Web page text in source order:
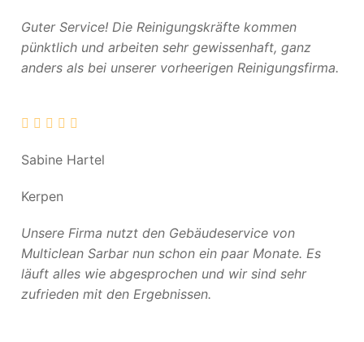
Guter Service! Die Reinigungskräfte kommen
pünktlich und arbeiten sehr gewissenhaft, ganz
anders als bei unserer vorheerigen Reinigungsfirma.
Sabine Hartel
Kerpen
Unsere Firma nutzt den Gebäudeservice von
Multiclean Sarbar nun schon ein paar Monate. Es
läuft alles wie abgesprochen und wir sind sehr
zufrieden mit den Ergebnissen.